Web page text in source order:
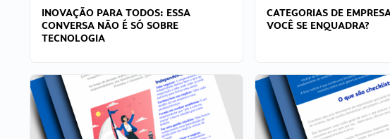
INOVAÇÃO PARA TODOS: ESSA
CONVERSA NÃO É SÓ SOBRE
TECNOLOGIA
CATEGORIAS DE
VOCÊ SE ENQUADRA?